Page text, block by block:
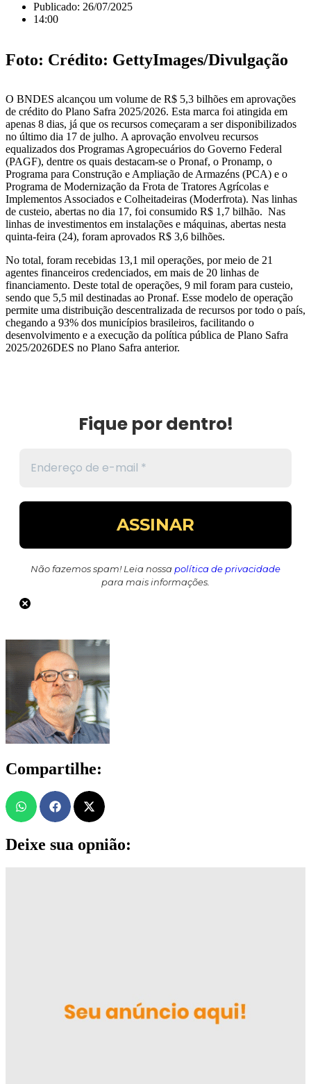
Publicado: 26/07/2025
14:00
Foto: Crédito: GettyImages/Divulgação
O BNDES alcançou um volume de R$ 5,3 bilhões em aprovações
de crédito do Plano Safra 2025/2026. Esta marca foi atingida em
apenas 8 dias, já que os recursos começaram a ser disponibilizados
no último dia 17 de julho. A aprovação envolveu recursos
equalizados dos Programas Agropecuários do Governo Federal
(PAGF), dentre os quais destacam-se o Pronaf, o Pronamp, o
Programa para Construção e Ampliação de Armazéns (PCA) e o
Programa de Modernização da Frota de Tratores Agrícolas e
Implementos Associados e Colheitadeiras (Moderfrota). Nas linhas
de custeio, abertas no dia 17, foi consumido R$ 1,7 bilhão. Nas
linhas de investimentos em instalações e máquinas, abertas nesta
quinta-feira (24), foram aprovados R$ 3,6 bilhões.
No total, foram recebidas 13,1 mil operações, por meio de 21
agentes financeiros credenciados, em mais de 20 linhas de
financiamento. Deste total de operações, 9 mil foram para custeio,
sendo que 5,5 mil destinadas ao Pronaf. Esse modelo de operação
permite uma distribuição descentralizada de recursos por todo o país,
chegando a 93% dos municípios brasileiros, facilitando o
desenvolvimento e a execução da política pública de Plano Safra
2025/2026DES no Plano Safra anterior.
Fique por dentro!
Não fazemos spam! Leia nossa política de privacidade
para mais informações.
Compartilhe:
Deixe sua opnião: